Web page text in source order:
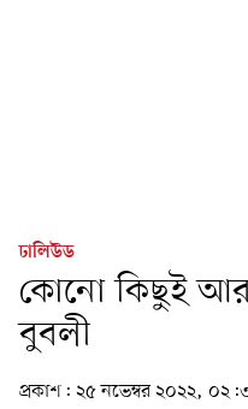
ঢালিউড
কোনো কিছুই
বুবলী
প্রকাশ: ২৫ নভেম্বর ২০২২,